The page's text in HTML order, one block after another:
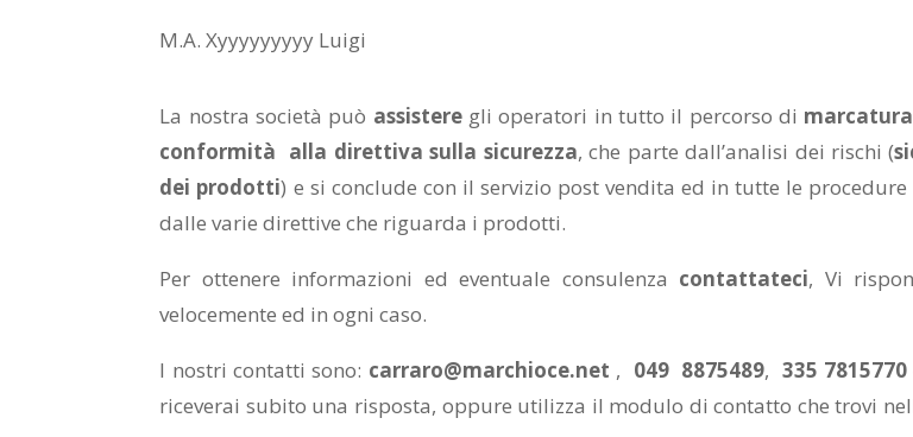
M.A. Xyyyyyyyyy Luigi
La nostra società può assistere gli operatori in tutto il percorso di marcatura
conformità alla direttiva sulla sicurezza, che parte dall’analisi dei rischi (
dei prodotti) e si conclude con il servizio post vendita ed in tutte le procedure
dalle varie direttive che riguarda i prodotti.
Per ottenere informazioni ed eventuale consulenza contattateci, Vi
velocemente ed in ogni caso.
I nostri contatti sono: carraro@marchioce.net , 049 8875489, 335 7815770
riceverai subito una risposta, oppure utilizza il modulo di contatto che trovi